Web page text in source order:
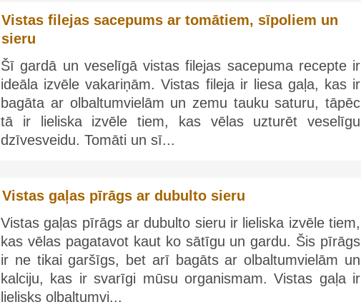
Vistas filejas sacepums ar tomātiem, sīpoliem un
sieru
Šī gardā un veselīgā vistas filejas sacepuma recepte ir
ideāla izvēle vakariņām. Vistas fileja ir liesa gaļa, kas ir
bagāta ar olbaltumvielām un zemu tauku saturu, tāpēc
tā ir lieliska izvēle tiem, kas vēlas uzturēt veselīgu
dzīvesveidu. Tomāti un sī...
Vistas gaļas pīrāgs ar dubulto sieru
Vistas gaļas pīrāgs ar dubulto sieru ir lieliska izvēle tiem,
kas vēlas pagatavot kaut ko sātīgu un gardu. Šis pīrāgs
ir ne tikai garšīgs, bet arī bagāts ar olbaltumvielām un
kalciju, kas ir svarīgi mūsu organismam. Vistas gaļa ir
lielisks olbaltumvi...